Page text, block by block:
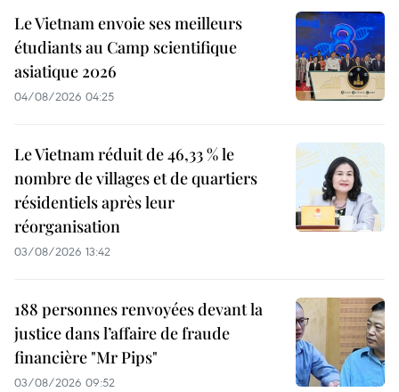
Le Vietnam envoie ses meilleurs
étudiants au Camp scientifique
asiatique 2026
04/08/2026 04:25
Le Vietnam réduit de 46,33 % le
nombre de villages et de quartiers
résidentiels après leur
réorganisation
03/08/2026 13:42
188 personnes renvoyées devant la
justice dans l’affaire de fraude
financière "Mr Pips"
03/08/2026 09:52